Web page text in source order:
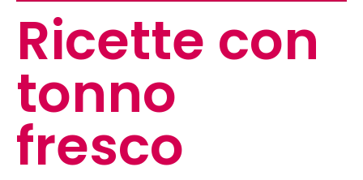
Ricette con
tonno
fresco